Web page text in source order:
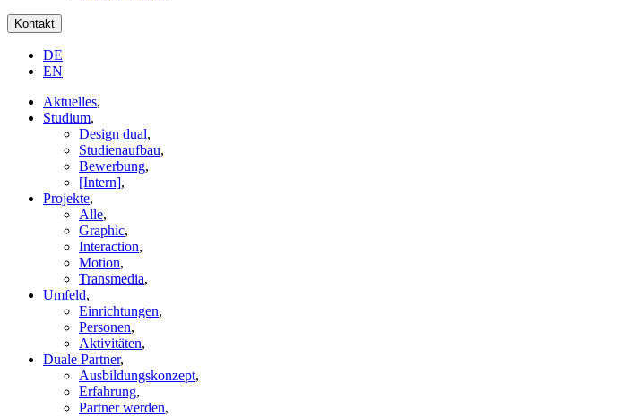
Kontakt
DE
EN
Aktuelles,
Studium,
Design dual,
Studienaufbau,
Bewerbung,
[Intern],
Projekte,
Alle,
Graphic,
Interaction,
Motion,
Transmedia,
Umfeld,
Einrichtungen,
Personen,
Aktivitäten,
Duale Partner,
Ausbildungskonzept,
Erfahrung,
Partner werden,